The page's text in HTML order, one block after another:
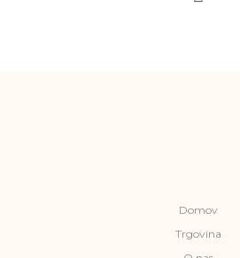
Domov
Trgovina